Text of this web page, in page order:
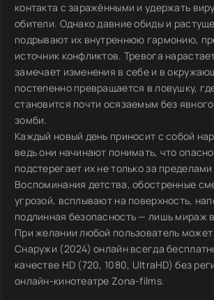
контакта с заражёнными и удержать
обители. Однако давние обиды и
подрывают их внутреннюю гармонию,
источник конфликтов. Тревога
замечает изменения в себе и в
постепенно превращается в ловушку,
становится почти осязаемым без
зомби.
Каждый новый день приносит с собой
ведь они начинают понимать, что
подстерегает их не только за
Воспоминания детства, обостренные
угрозой, всплывают на поверхность,
подлинная безопасность — лишь мираж
При желании любой пользователь
Снаружи (2024) онлайн всегда
качестве HD (720, 1080, UltraHD) без
онлайн-кинотеатре Zona-films.